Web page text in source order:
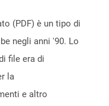
(PDF) è un tipo di
negli anni '90. Lo
file era di
la
e altro